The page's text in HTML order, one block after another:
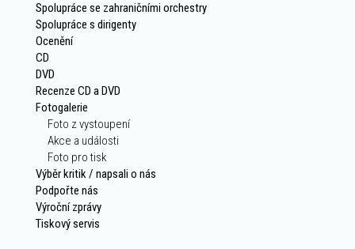
Spolupráce se zahraničními orchestry
Spolupráce s dirigenty
Ocenění
CD
DVD
Recenze CD a DVD
Fotogalerie
Foto z vystoupení
Akce a události
Foto pro tisk
Výběr kritik / napsali o nás
Podpořte nás
Výroční zprávy
Tiskový servis